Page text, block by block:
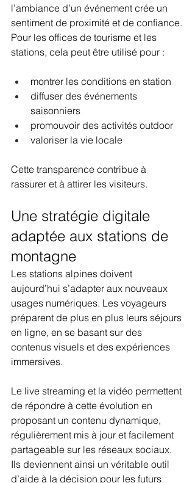
l’ambiance d’un événement crée un
sentiment de proximité et de confiance.
Pour les offices de tourisme et les
stations, cela peut être utilisé pour :
montrer les conditions en station
diffuser des événements
saisonniers
promouvoir des activités outdoor
valoriser la vie locale
Cette transparence contribue à
rassurer et à attirer les visiteurs.
Une stratégie digitale
adaptée aux stations de
montagne
Les stations alpines doivent
aujourd’hui s’adapter aux nouveaux
usages numériques. Les voyageurs
préparent de plus en plus leurs séjours
en ligne, en se basant sur des
contenus visuels et des expériences
immersives.
Le live streaming et la vidéo permettent
de répondre à cette évolution en
proposant un contenu dynamique,
régulièrement mis à jour et facilement
partageable sur les réseaux sociaux.
Ils deviennent ainsi un véritable outil
d’aide à la décision pour les futurs